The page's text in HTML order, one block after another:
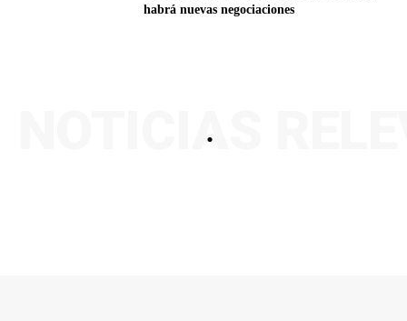
habrá nuevas negociaciones
.
NOTICIAS